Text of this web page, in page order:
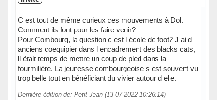
C est tout de même curieux ces mouvements à Dol.
Comment ils font pour les faire venir?
Pour Combourg, la question c est l école de foot? J ai d
anciens coequipier dans l encadrement des blacks cats,
il était temps de mettre un coup de pied dans la
fourmilière. La jeunesse combourgeoise s est souvent vu
trop belle tout en bénéficiant du vivier autour d elle.
Dernière édition de: Petit Jean (13-07-2022 10:26:14)